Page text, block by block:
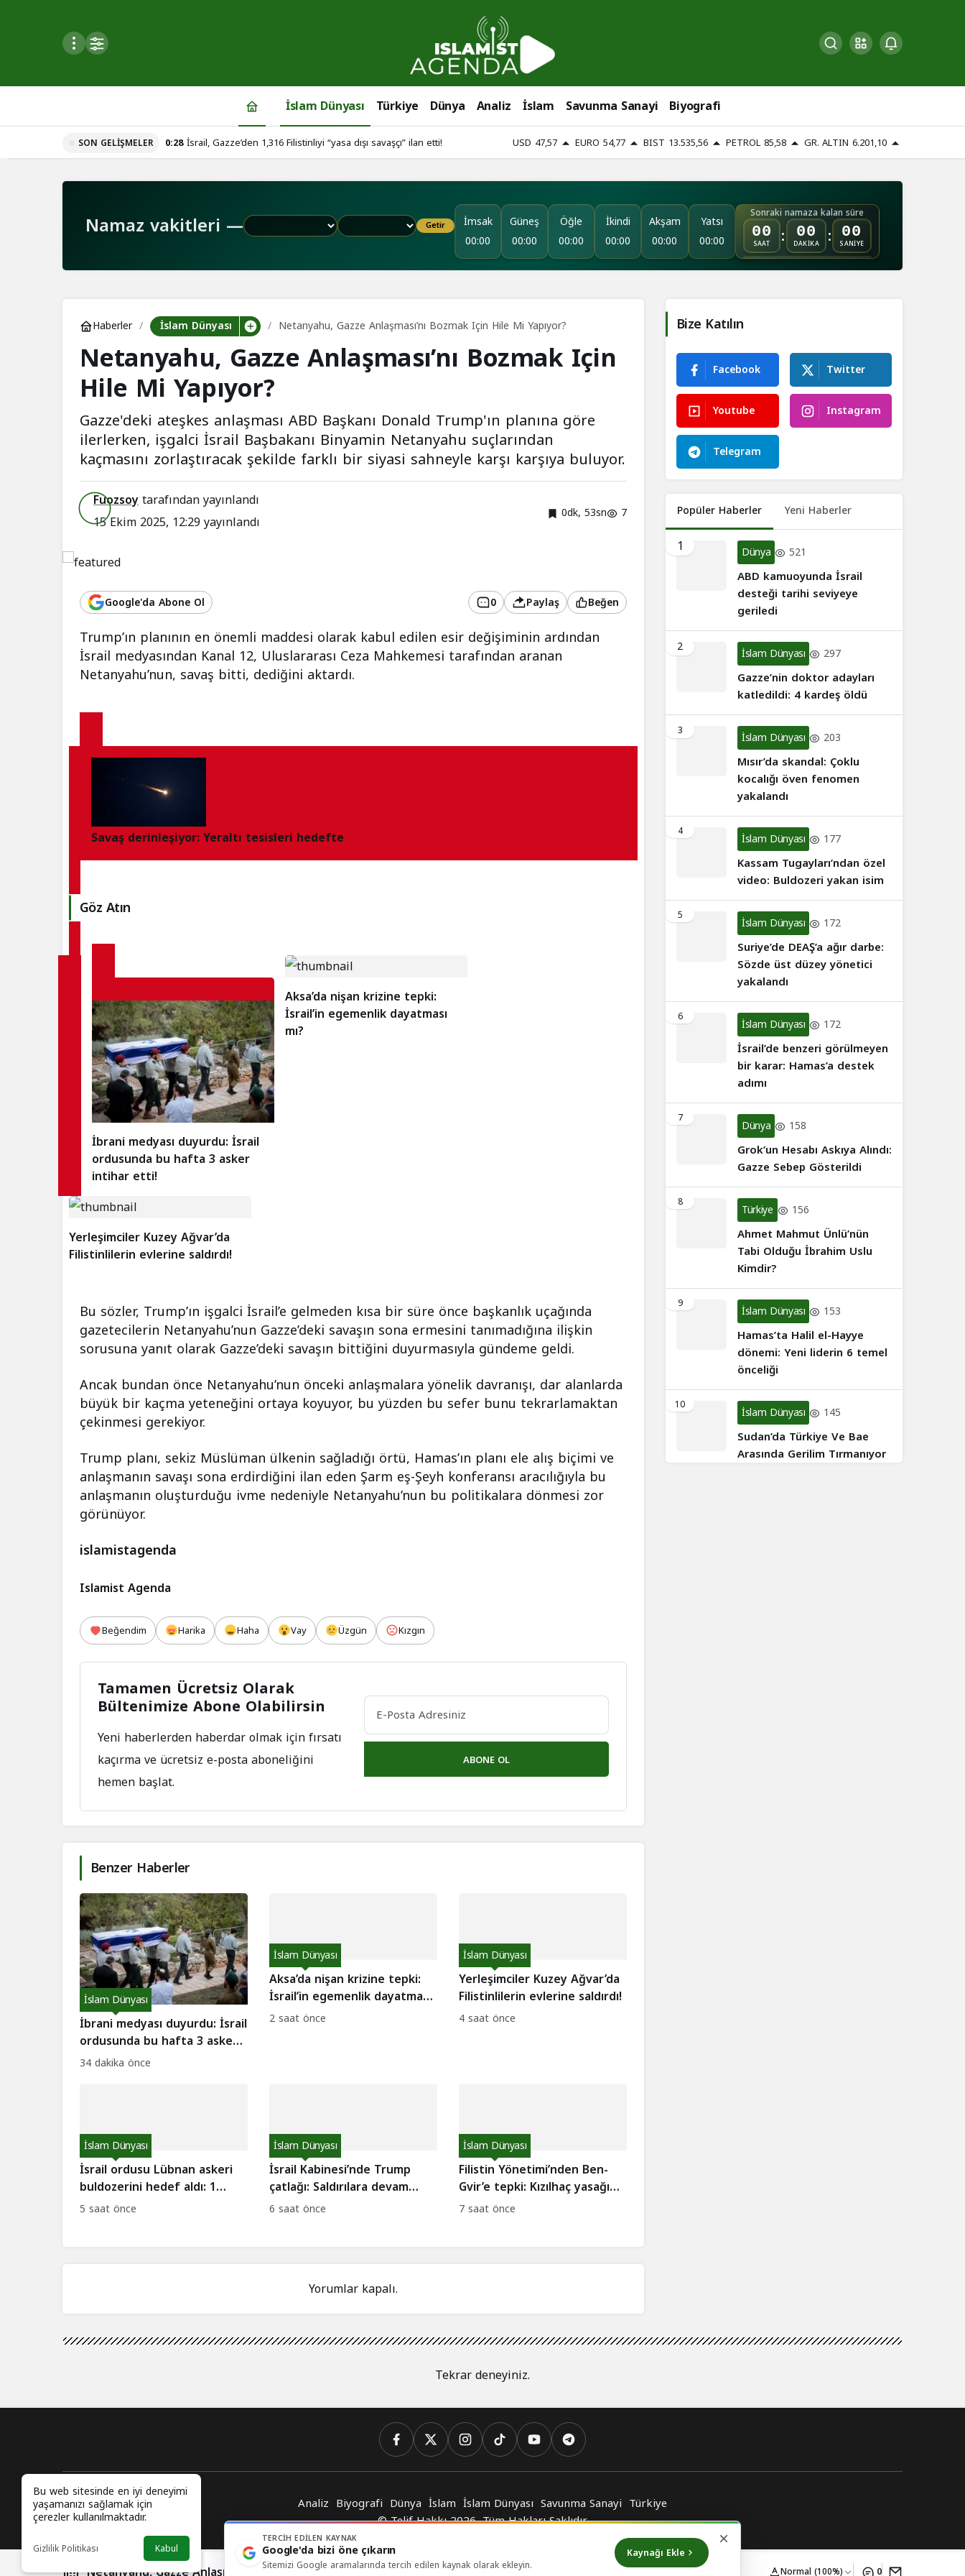
Mod
İslam Dünyası Türkiye Dünya Analiz İslam Savunma Sanayi Biyografi
SON GELIŞMELER 0:28 İsrail, Gazze’den 1,316 Filistinliyi “yasa dışı savaşçı” ilan etti! USD 47,57 EURO 54,77 BIST 13.535,56 PETROL 85,58 GR. ALTIN 6.201,10
Namaz vakitleri — Getir
İmsak
00:00
Güneş
00:00
Öğle
00:00
İkindi
00:00
Akşam
00:00
Yatsı
00:00
Sonraki namaza kalan süre
00
SAAT : 00
DAKİKA : 00
SANİYE
Haberler İslam Dünyası Netanyahu, Gazze Anlaşması’nı Bozmak Için Hile Mi Yapıyor?
Netanyahu, Gazze Anlaşması’nı Bozmak Için
Hile Mi Yapıyor?
Gazze'deki ateşkes anlaşması ABD Başkanı Donald Trump'ın planına göre
ilerlerken, işgalci İsrail Başbakanı Binyamin Netanyahu suçlarından
kaçmasını zorlaştıracak şekilde farklı bir siyasi sahneyle karşı karşıya buluyor.
Fuozsoytarafından yayınlandı
15 Ekim 2025, 12:29yayınlandı 0dk, 53sn 7
Google'da Abone Ol 0 Paylaş Beğen
Trump’ın planının en önemli maddesi olarak kabul edilen esir değişiminin ardından
İsrail medyasından Kanal 12, Uluslararası Ceza Mahkemesi tarafından aranan
Netanyahu’nun, savaş bitti, dediğini aktardı.
Savaş derinleşiyor: Yeraltı tesisleri hedefte
Göz Atın
İbrani medyası duyurdu: İsrail
ordusunda bu hafta 3 asker
intihar etti!
Aksa’da nişan krizine tepki:
İsrail’in egemenlik dayatması
mı?
Yerleşimciler Kuzey Ağvar’da
Filistinlilerin evlerine saldırdı!
Bu sözler, Trump’ın işgalci İsrail’e gelmeden kısa bir süre önce başkanlık uçağında
gazetecilerin Netanyahu’nun Gazze’deki savaşın sona ermesini tanımadığına ilişkin
sorusuna yanıt olarak Gazze’deki savaşın bittiğini duyurmasıyla gündeme geldi.
Ancak bundan önce Netanyahu’nun önceki anlaşmalara yönelik davranışı, dar alanlarda
büyük bir kaçma yeteneğini ortaya koyuyor, bu yüzden bu sefer bunu tekrarlamaktan
çekinmesi gerekiyor.
Trump planı, sekiz Müslüman ülkenin sağladığı örtü, Hamas’ın planı ele alış biçimi ve
anlaşmanın savaşı sona erdirdiğini ilan eden Şarm eş-Şeyh konferansı aracılığıyla bu
anlaşmanın oluşturduğu ivme nedeniyle Netanyahu’nun bu politikalara dönmesi zor
görünüyor.
islamistagenda
Islamist Agenda
Beğendim Harika Haha Vay Üzgün Kızgın
Normal (100%) 0
Tamamen Ücretsiz Olarak
Bültenimize Abone Olabilirsin
Yeni haberlerden haberdar olmak için fırsatı
kaçırma ve ücretsiz e-posta aboneliğini
hemen başlat.
ABONE OL
Benzer Haberler
İbrani medyası duyurdu: İsrail
ordusunda bu hafta 3 asker
intihar etti!
İslam Dünyası
34 dakika önce
Aksa’da nişan krizine tepki:
İsrail’in egemenlik dayatması
mı?
İslam Dünyası
2 saat önce
Yerleşimciler Kuzey Ağvar’da
Filistinlilerin evlerine saldırdı!
İslam Dünyası
4 saat önce
İsrail ordusu Lübnan askeri
buldozerini hedef aldı: 1
asker yaralı!
İslam Dünyası
5 saat önce
İsrail Kabinesi’nde Trump
çatlağı: Saldırılara devam
edilsin çağrısı!
İslam Dünyası
6 saat önce
Filistin Yönetimi’nden Ben-
Gvir’e tepki: Kızılhaç yasağına
kınama!
İslam Dünyası
7 saat önce
Yorumlar kapalı.
Bize Katılın
Facebook Twitter
Youtube Instagram
Telegram
Popüler Haberler Yeni Haberler
1 Dünya 521
ABD kamuoyunda İsrail
desteği tarihi seviyeye
geriledi
2 İslam Dünyası 297
Gazze’nin doktor adayları
katledildi: 4 kardeş öldü
3 İslam Dünyası 203
Mısır’da skandal: Çoklu
kocalığı öven fenomen
yakalandı
4 İslam Dünyası 177
Kassam Tugayları’ndan özel
video: Buldozeri yakan isim
5 İslam Dünyası 172
Suriye’de DEAŞ’a ağır darbe:
Sözde üst düzey yönetici
yakalandı
6 İslam Dünyası 172
İsrail’de benzeri görülmeyen
bir karar: Hamas’a destek
adımı
7 Dünya 158
Grok’un Hesabı Askıya Alındı:
Gazze Sebep Gösterildi
8 Türkiye 156
Ahmet Mahmut Ünlü’nün
Tabi Olduğu İbrahim Uslu
Kimdir?
9 İslam Dünyası 153
Hamas’ta Halil el-Hayye
dönemi: Yeni liderin 6 temel
önceliği
10 İslam Dünyası 145
Sudan’da Türkiye Ve Bae
Arasında Gerilim Tırmanıyor
Tekrar deneyiniz.
Bu web sitesinde en iyi deneyimi
yaşamanızı sağlamak için
çerezler kullanılmaktadır.
Gizlilik Politikası Kabul
Analiz Biyografi Dünya İslam İslam Dünyası Savunma Sanayi Türkiye
© Telif Hakkı 2026, Tüm Hakları Saklıdır
TERCIH EDILEN KAYNAK
Google'da bizi öne çıkarın
Sitemizi Google aramalarında tercih edilen kaynak olarak ekleyin.
Kaynağı Ekle